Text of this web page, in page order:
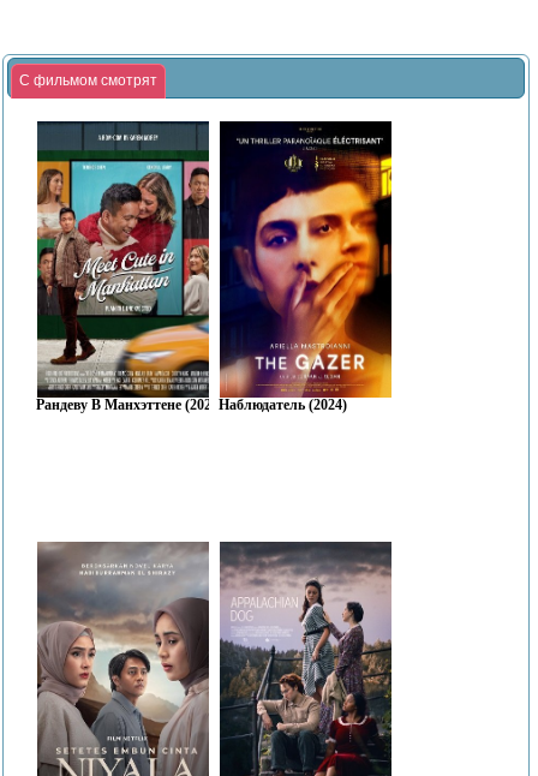
С фильмом смотрят
Рандеву В Манхэттене (2025)Наблюдатель (2024)